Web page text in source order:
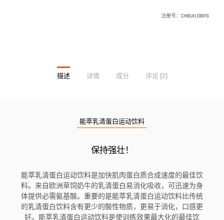
注册号： CHBUILDBPG
描述 详情 成分 评论 (2)
能萃乳清蛋白运动饮料
保持强壮！
能萃乳清蛋白运动饮料是加快肌肉蛋白质合成速度的最佳饮
料。来自欧洲草饲奶牛的乳清蛋白易消化吸收，可迅速为身
体提供必需氨基酸。重要的是能萃乳清蛋白运动饮料比传统
的乳清蛋白饮料含有更少的酸性物质，更易于消化，口感更
好。能萃乳清蛋白运动饮料是使训练效果最大化的最佳饮